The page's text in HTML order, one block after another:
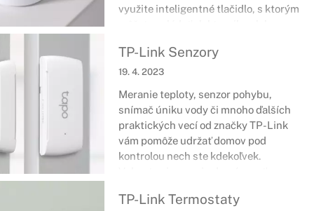
využite inteligentné tlačidlo, s ktorým
prístupné. Rovnako si viete spárovať
všetko tak, aby stačilo stlačiť jedno
spustí na všetkých zariadeniach.
TP-Link Senzory
19. 4. 2023
Meranie teploty, senzor pohybu,
snímač úniku vody či mnoho ďalších
praktických vecí od značky TP-Link
vám pomôže udržať domov pod
kontrolou nech ste kdekoľvek.
vám dodajú istotu, že váš domov je v
TP-Link Termostaty